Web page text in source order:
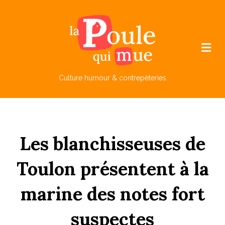
Culture humour & contrepèteries
M
e
Les blanchisseuses de
Toulon présentent à la
marine des notes fort
suspectes